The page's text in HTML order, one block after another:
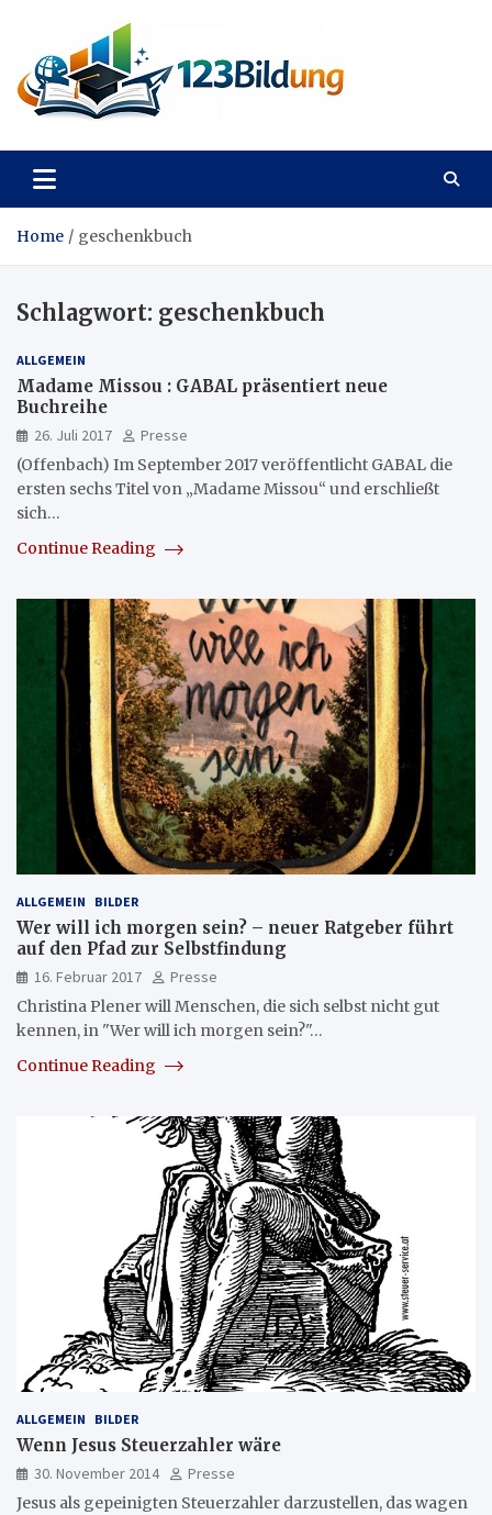
content
123Bildung
Home geschenkbuch
Schlagwort: geschenkbuch
ALLGEMEIN
Madame Missou : GABAL präsentiert neue
Buchreihe
26. Juli 2017
Presse
(Offenbach) Im September 2017 veröffentlicht GABAL die
ersten sechs Titel von „Madame Missou“ und erschließt
sich…
Continue Reading
ALLGEMEIN BILDER
Wer will ich morgen sein? – neuer Ratgeber führt
auf den Pfad zur Selbstfindung
16. Februar 2017
Presse
Christina Plener will Menschen, die sich selbst nicht gut
kennen, in "Wer will ich morgen sein?"…
Continue Reading
ALLGEMEIN BILDER
Wenn Jesus Steuerzahler wäre
30. November 2014
Presse
Jesus als gepeinigten Steuerzahler darzustellen, das wagen